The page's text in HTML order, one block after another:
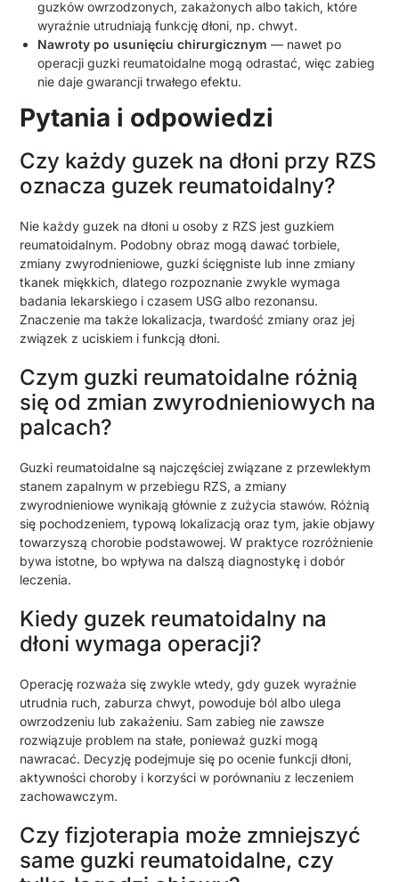
guzków owrzodzonych, zakażonych albo takich, które
wyraźnie utrudniają funkcję dłoni, np. chwyt.
Nawroty po usunięciu chirurgicznym — nawet po
operacji guzki reumatoidalne mogą odrastać, więc zabieg
nie daje gwarancji trwałego efektu.
Pytania i odpowiedzi
Czy każdy guzek na dłoni przy RZS
oznacza guzek reumatoidalny?
Nie każdy guzek na dłoni u osoby z RZS jest guzkiem
reumatoidalnym. Podobny obraz mogą dawać torbiele,
zmiany zwyrodnieniowe, guzki ścięgniste lub inne zmiany
tkanek miękkich, dlatego rozpoznanie zwykle wymaga
badania lekarskiego i czasem USG albo rezonansu.
Znaczenie ma także lokalizacja, twardość zmiany oraz jej
związek z uciskiem i funkcją dłoni.
Czym guzki reumatoidalne różnią
się od zmian zwyrodnieniowych na
palcach?
Guzki reumatoidalne są najczęściej związane z przewlekłym
stanem zapalnym w przebiegu RZS, a zmiany
zwyrodnieniowe wynikają głównie z zużycia stawów. Różnią
się pochodzeniem, typową lokalizacją oraz tym, jakie objawy
towarzyszą chorobie podstawowej. W praktyce rozróżnienie
bywa istotne, bo wpływa na dalszą diagnostykę i dobór
leczenia.
Kiedy guzek reumatoidalny na
dłoni wymaga operacji?
Operację rozważa się zwykle wtedy, gdy guzek wyraźnie
utrudnia ruch, zaburza chwyt, powoduje ból albo ulega
owrzodzeniu lub zakażeniu. Sam zabieg nie zawsze
rozwiązuje problem na stałe, ponieważ guzki mogą
nawracać. Decyzję podejmuje się po ocenie funkcji dłoni,
aktywności choroby i korzyści w porównaniu z leczeniem
zachowawczym.
Czy fizjoterapia może zmniejszyć
same guzki reumatoidalne, czy